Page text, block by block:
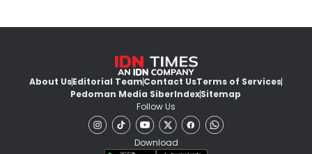
About UsEditorial TeamContact UsTerms of Services
Pedoman Media SiberIndexSitemap
Follow Us
Download